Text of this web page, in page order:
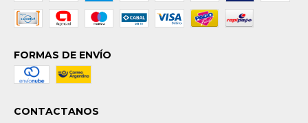
FORMAS DE ENVÍO
CONTACTANOS